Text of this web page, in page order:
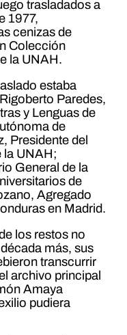
trasladados a
1977,
cenizas de
Colección
la UNAH.
estaba
Paredes,
y Lenguas de
de
Presidente del
la UNAH;
General de la
de
Agregado
en Madrid.
los restos no
más, sus
transcurrir
archivo principal
Amaya
pudiera